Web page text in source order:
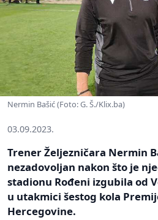
Nermin Bašić (Foto: G. Š./Klix.ba)
03.09.2023.
Trener Željezničara Nermin
nezadovoljan nakon što je
stadionu Rođeni izgubila od
u utakmici šestog kola
Hercegovine.